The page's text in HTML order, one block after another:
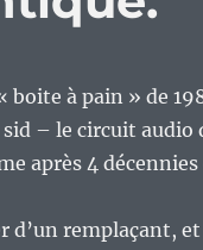
boite à pain » de
– le circuit audio
après 4
d’un remplaçant,